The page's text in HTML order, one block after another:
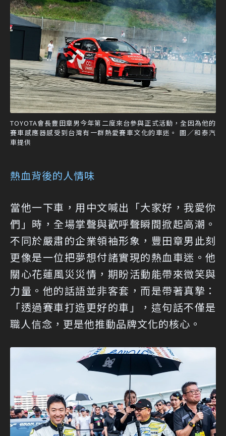
TOYOTA會長豐田章男今年第二度來台參與正式活動，全因為他的
賽車感應器感受到台灣有一群熱愛賽車文化的車迷。 圖／和泰汽
車提供
熱血背後的人情味
當他一下車，用中文喊出「大家好，我愛你
們」時，全場掌聲與歡呼聲瞬間掀起高潮。
不同於嚴肅的企業領袖形象，豐田章男此刻
更像是一位把夢想付諸實現的熱血車迷。他
關心花蓮風災災情，期盼活動能帶來微笑與
力量。他的話語並非客套，而是帶著真摯：
「透過賽車打造更好的車」，這句話不僅是
職人信念，更是他推動品牌文化的核心。